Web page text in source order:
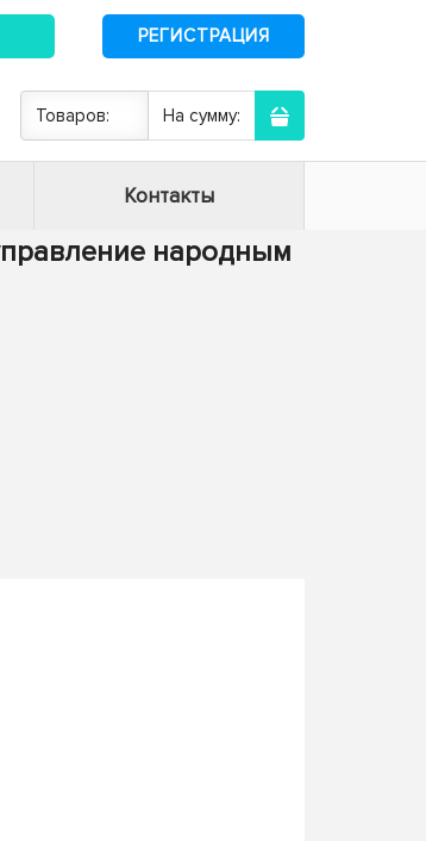
РЕГИСТРАЦИЯ
Товаров: На сумму:
Контакты
народным